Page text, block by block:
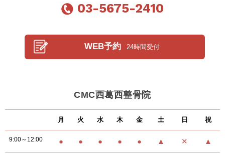
CMC西葛西整骨院
月 火 水 木 金 土 日 祝
9:00～12:00 ● ● ● ● ● ▲ ✕ ▲
03-5675-2410
WEB予約 24時間受付